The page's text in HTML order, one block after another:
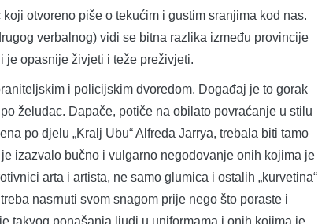
otvoreno piše o tekućim i gustim sranjima kod nas.
verbalnog) vidi se bitna razlika između provincije
je opasnije živjeti i teže preživjeti.
i policijskim dvoredom. Događaj je to gorak
želudac. Dapače, potiče na obilato povraćanje u stilu
po djelu „Kralj Ubu“ Alfreda Jarrya, trebala biti tamo
izazvalo bučno i vulgarno negodovanje onih kojima je
arta i artista, ne samo glumica i ostalih „kurvetina“
nasrnuti svom snagom prije nego što poraste i
takvog ponašanja ljudi u uniformama i onih kojima je